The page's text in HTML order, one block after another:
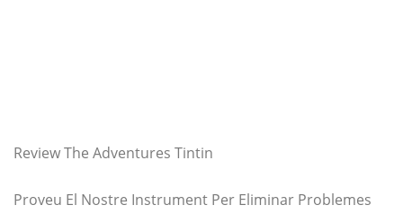
Review The Adventures Tintin
Proveu El Nostre Instrument Per Eliminar Problemes